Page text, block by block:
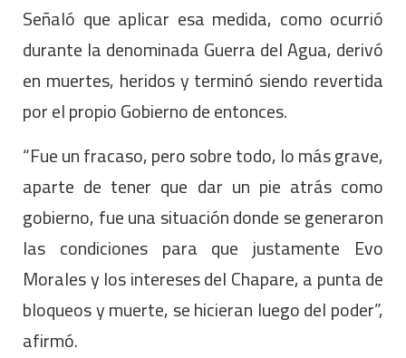
Señaló que aplicar esa medida, como ocurrió
durante la denominada Guerra del Agua, derivó
en muertes, heridos y terminó siendo revertida
por el propio Gobierno de entonces.
“Fue un fracaso, pero sobre todo, lo más grave,
aparte de tener que dar un pie atrás como
gobierno, fue una situación donde se generaron
las condiciones para que justamente Evo
Morales y los intereses del Chapare, a punta de
bloqueos y muerte, se hicieran luego del poder”,
afirmó.